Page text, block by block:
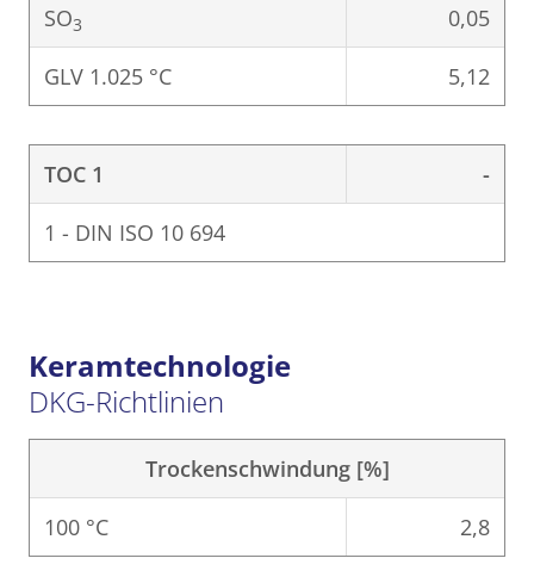
SO3 0,05
GLV 1.025 °C 5,12
TOC 1 -
1 - DIN ISO 10 694
Keramtechnologie
DKG-Richtlinien
Trockenschwindung [%]
100 °C 2,8